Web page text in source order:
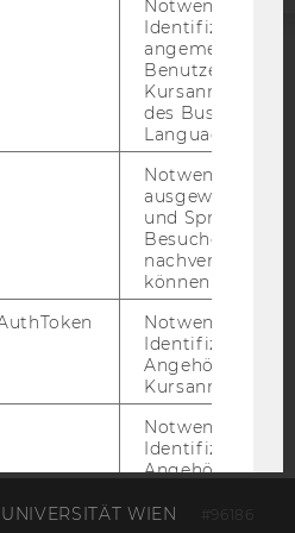
WIEN #96186
Notwendig zur
Identifizierung
angemeldeten
Benutzers im
des Business
Language
Notwendig um
ausgewählte
und
Besuchers
nachverfolgen
können.
Notwendig zur
Identifizierung
Angehörige/r für
Kursanmeldung.
Notwendig zur
Identifizierung
Angehörige/r für